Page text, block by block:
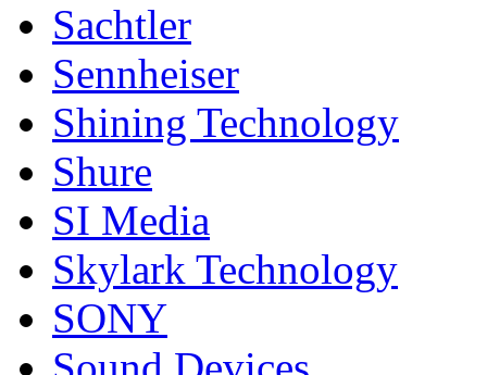
Sachtler
Sennheiser
Shining Technology
Shure
SI Media
Skylark Technology
SONY